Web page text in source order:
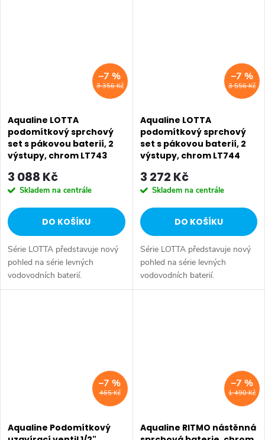
3 356 Kč
–7 %
Aqualine LOTTA
podomítkový sprchový
set s pákovou baterií, 2
výstupy, chrom LT743
3 088 Kč
Skladem na centrále
DO KOŠÍKU
Série LOTTA představuje nový
pohled na série levných
vodovodních baterií.
Umyvadlová stojánková baterie
3 556 Kč
–7 %
Aqualine LOTTA
podomítkový sprchový
set s pákovou baterií, 2
výstupy, chrom LT744
3 272 Kč
Skladem na centrále
DO KOŠÍKU
Série LOTTA představuje nový
pohled na série levných
vodovodních baterií.
Umyvadlová stojánková baterie
465 Kč
–7 %
Aqualine Podomítkový
1 490 Kč
–7 %
Aqualine RITMO nástěnná